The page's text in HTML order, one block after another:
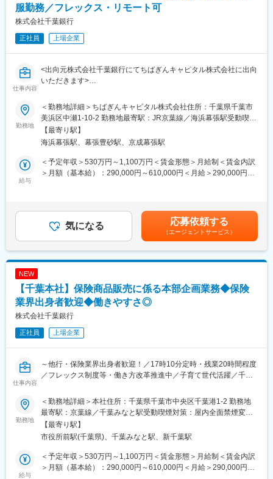
導入サービス／IDCサービス／アウトソーシングサービス
変更の範囲：（変更の範囲）その他当行が指示する業務
／SDGｓ推進室3名／東京事務所6名となっております。
■組織ミッション：
時代の変化とともに、銀行をさらに成長（改革）させることが最
ら主体的に考えていくことが求められます。
本店の建替えが行われ、2020年12月に移転が完了しました。新本
店では、フリーアドレス化を始め、柔軟な働き方の促進に繋がる
ような環境を整備しています。通勤服のカジュアル化等も積極推
進中です。
（変更の範囲）その他当行が指示する業務
服勤務／フレックス・リモート可
株式会社千葉銀行
正社員 上場企業
仕事内容
<出向元株式会社千葉銀行にてちばぎんキャピタル株式会社に出向
いただきます>
・投資候補先の発掘（千葉銀行との共同活動、他のファンドやコ
ンサル会社等からの情報収集、起業イベント等への参加）
・企業分析、業界調査、事業性評価、事業計画策定
・諮問委員等へのプレゼン資料作成、投資協議
・投資実行
・投資後の企業支援
上記業務を一貫して担当していただきます。ファンドによりバラ
つきはありますが、当社全体での昨年度1年間の新規面談企業数は
を習得していただく予定です。
■業務概要：
業再生支援が2本／5先となっており、更にベンチャー・事業承
継・企業再生で各1本の新規組成を検討中です。
■業務特徴・やりがい：
・1社1社に十分時間をかけて投資先企業を理解し、強みを生かし
ができます。
・投資先の探索、アプローチ、提案などの具体的な活動方法は、
■競合他社優位性：
永年かけて築き上げた千葉銀行グループの信頼を背景に、より深
く企業に入り込み、踏み込んだ提案・支援が行えます。
地銀系キャピタル会社として、短期間での収益極大化のみを追い
求めることなく、中長期的な目線で投資先企業の成長を支援し、
地域経済に貢献することができます。
勤務地
＜勤務地詳細＞ちばぎんキャピタル株式会社住所：千葉県千葉市
美浜区中瀬1-10-2 勤務地最寄駅：JR京葉線／海浜幕張駅受動喫煙
対策：屋内全面禁煙変更の範囲：上記補足参照
【最寄り駅】
海浜幕張駅、幕張豊砂駅、京成幕張駅
給与
＜予定年収＞530万円～1,100万円＜賃金形態＞月給制＜賃金内訳
＞月額（基本給）：290,000円～610,000円＜月給＞290,000円～
の金額であり、選考を通じて上下する可能性があります。月給(月
額)は固定手当を含めた表記です。
気になる 応募依頼する
（エージェントサービス）
NEW
【千葉本社】保険商品販売に係る本部企画業務◆保険
業界出身者歓迎◆働きやすさ◎
株式会社千葉銀行
正社員 上場企業
仕事内容
～他行・保険業界出身者歓迎！／17時10分定時・残業20時間程度
／フレックス制度等・働き方改革推進中／子育て世代活躍／千葉
現状、プロパー行員を中心に保険販売に係る企画・運営業務を実
施していますが、他の知見を取り入れてより良いものとしたく募
集するものです。
現状、保険会社からも出向を受け入れておりますが、期限付きで
あり長期的に責任を持って仕事をしていただくためには行員とし
ての採用が必要であると考えたものです。
勤務地
＜勤務地詳細＞本社住所：千葉県千葉市中央区千葉港1-2 勤務地
最寄駅：京葉線／千葉みなと駅受動喫煙対策：屋内全面禁煙変更
の範囲：勤務地補足欄に記載
【最寄り駅】
市役所前駅(千葉県)、千葉みなと駅、新千葉駅
給与
＜予定年収＞530万円～1,100万円＜賃金形態＞月給制＜賃金内訳
＞月額（基本給）：290,000円～610,000円＜月給＞290,000円～